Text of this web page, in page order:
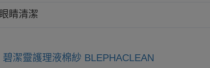
眼睛清潔
碧潔靈護理液棉紗 BLEPHACLEAN